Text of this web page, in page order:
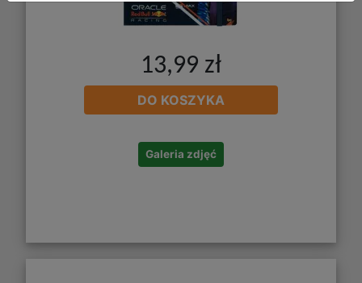
13,99 zł
DO KOSZYKA
Galeria zdjęć